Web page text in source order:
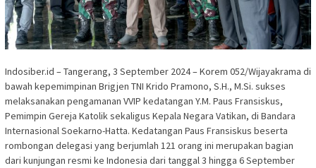
Indosiber.id – Tangerang, 3 September 2024 – Korem 052/Wijayakrama di
bawah kepemimpinan Brigjen TNI Krido Pramono, S.H., M.Si. sukses
melaksanakan pengamanan VVIP kedatangan Y.M. Paus Fransiskus,
Pemimpin Gereja Katolik sekaligus Kepala Negara Vatikan, di Bandara
Internasional Soekarno-Hatta. Kedatangan Paus Fransiskus beserta
rombongan delegasi yang berjumlah 121 orang ini merupakan bagian
dari kunjungan resmi ke Indonesia dari tanggal 3 hingga 6 September